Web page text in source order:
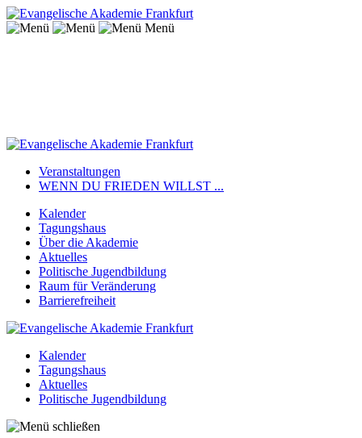
Menü
Veranstaltungen
WENN DU FRIEDEN WILLST ...
Kalender
Tagungshaus
Über die Akademie
Aktuelles
Politische Jugendbildung
Raum für Veränderung
Barrierefreiheit
Kalender
Tagungshaus
Aktuelles
Politische Jugendbildung